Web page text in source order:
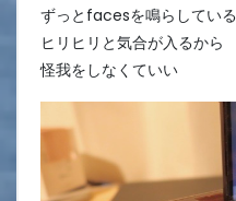
ずっとfacesを鳴らしている
ヒリヒリと気合が入るから
怪我をしなくていい